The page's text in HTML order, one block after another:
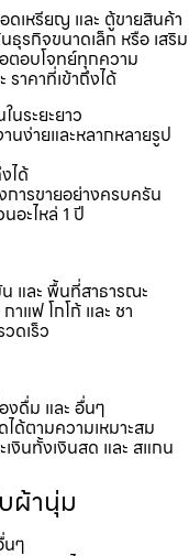
ดเหรียญ และ ตู้ขายสินค้า
ธุรกิจขนาดเล็ก หรือ เสริม
ตอบโจทย์ทุกความ
าคาที่เข้าถึงได้
ระยะยาว
นง่ายและหลากหลายรูป
ได้
ารขายอย่างครบครัน
อะไหล่ 1 ปี
และ พื้นที่สาธารณะ
าแฟ โกโก้ และ ชา
ดเร็ว
งดื่ม และ อื่นๆ
ด้ตามความเหมาะสม
งินทั้งเงินสด และ สแกน
ผ้านุ่ม
นๆ